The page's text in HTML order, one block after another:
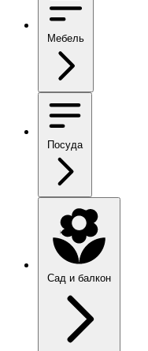
Мебель
Посуда
Сад и балкон